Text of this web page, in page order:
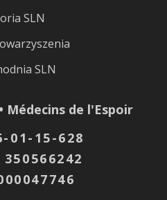
SLN
SLN
Médecins de l'Espoir
01-15-628
350566242